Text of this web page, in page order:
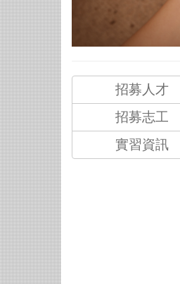
招募人才
招募志工
實習資訊